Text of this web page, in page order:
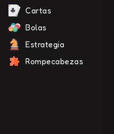
Cartas
Bolas
Estrategia
Rompecabezas